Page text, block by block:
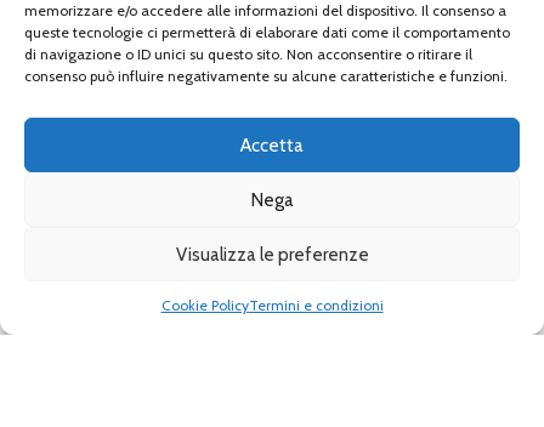
memorizzare e/o accedere alle informazioni del dispositivo. Il consenso a
queste tecnologie ci permetterà di elaborare dati come il comportamento
di navigazione o ID unici su questo sito. Non acconsentire o ritirare il
consenso può influire negativamente su alcune caratteristiche e funzioni.
Accetta
Nega
Visualizza le preferenze
Cookie PolicyTermini e condizioni
Comunicati Stampa
Certificazione
Oli per macchine agricole
Liquidi freni
Link correlati
Privacy Policy
Il mio conto